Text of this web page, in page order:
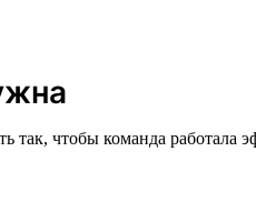
так, чтобы команда работала